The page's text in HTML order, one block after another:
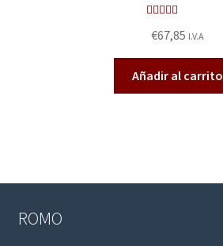
do en
2.56
de 5
€67,85 I.V.A
Añadir al carrito
ROMO